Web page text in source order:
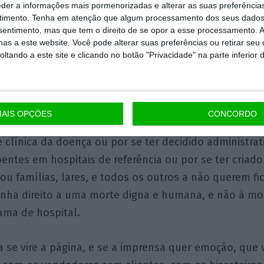
a informações mais pormenorizadas e alterar as suas
Tenha em atenção que algum processamento dos seus
mas que tem o direito de se opor a esse processamento.
a este website. Você pode alterar suas preferências ou retirar seu
a este site e clicando no botão "Privacidade" na parte inferior
OPÇÕES CONCORDO
os que não sabem que não sabem – montou
esquecendo toda a cautela em lhes atribuir
pessoas que nunca tinham pensado sobre o que é
o apocalipse chegava amanhã, às cavalitas
interrogou se o pandemónio nos cuidados
clínica da doença ou por se ter decidido
em hospitais de referência ou por se ter
famílias, lares, e todos os outros a não querem
direito a uma morte digna e humana, e não à
de hospital.
se vire a página, e se a imprensa quer emoção, que